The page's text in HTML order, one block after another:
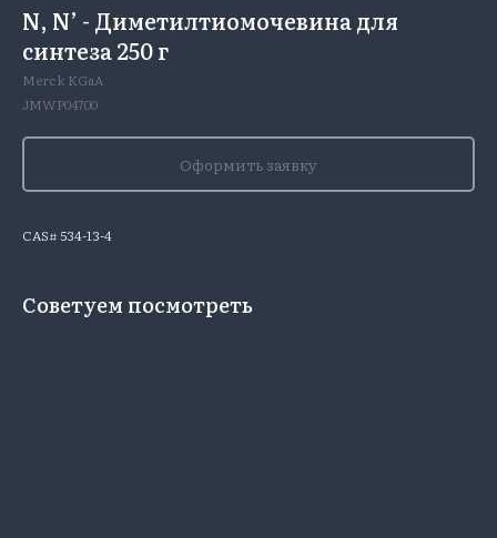
N, N’ - Диметилтиомочевина для
синтеза 250 г
Merck KGaA
JMWP04700
Оформить заявку
CAS# 534-13-4
Советуем посмотреть